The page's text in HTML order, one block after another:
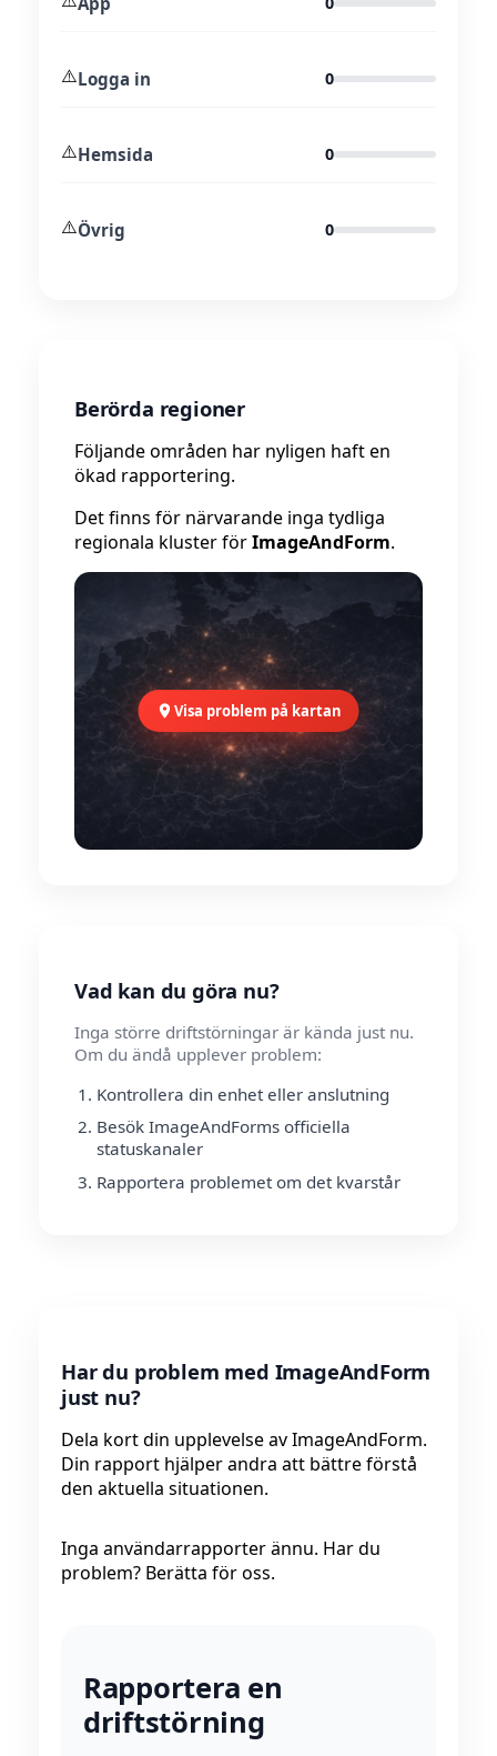
⚠️Logga in 0
⚠️Hemsida 0
⚠️Övrig 0
Berörda regioner
Följande områden har nyligen haft en
ökad rapportering.
Det finns för närvarande inga tydliga
regionala kluster förImageAndForm.
Visa problem på kartan
Vad kan du göra nu?
Inga större driftstörningar är kända just nu.
Om du ändå upplever problem:
Kontrollera din enhet eller anslutning
Besök ImageAndForms officiella
statuskanaler
Rapportera problemet om det kvarstår
Har du problem med ImageAndForm
just nu?
Dela kort din upplevelse av ImageAndForm.
Din rapport hjälper andra att bättre förstå
den aktuella situationen.
Inga användarrapporter ännu. Har du
problem? Berätta för oss.
Rapportera en
driftstörning